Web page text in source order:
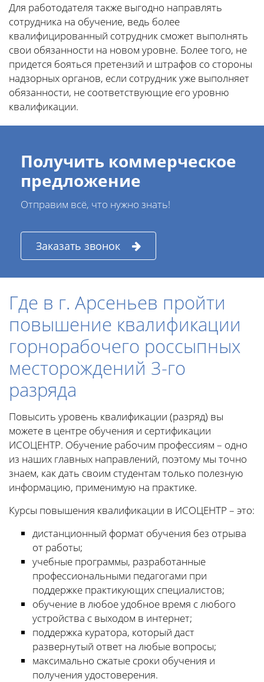
Для работодателя также выгодно направлять
сотрудника на обучение, ведь более
квалифицированный сотрудник сможет выполнять
свои обязанности на новом уровне. Более того, не
придется бояться претензий и штрафов со стороны
надзорных органов, если сотрудник уже выполняет
обязанности, не соответствующие его уровню
квалификации.
Получить коммерческое
предложение
Отправим всё, что нужно знать!
Заказать звонок
Где в г. Арсеньев пройти
повышение квалификации
горнорабочего россыпных
месторождений 3-го
разряда
Повысить уровень квалификации (разряд) вы
можете в центре обучения и сертификации
ИСОЦЕНТР. Обучение рабочим профессиям – одно
из наших главных направлений, поэтому мы точно
знаем, как дать своим студентам только полезную
информацию, применимую на практике.
Курсы повышения квалификации в ИСОЦЕНТР – это:
дистанционный формат обучения без отрыва
от работы;
учебные программы, разработанные
профессиональными педагогами при
поддержке практикующих специалистов;
обучение в любое удобное время с любого
устройства с выходом в интернет;
поддержка куратора, который даст
развернутый ответ на любые вопросы;
максимально сжатые сроки обучения и
получения удостоверения.